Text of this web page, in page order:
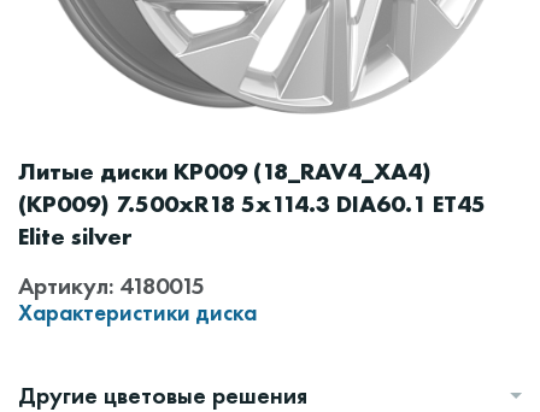
Литые диски КР009 (18_RAV4_XA4)
(КР009) 7.500xR18 5x114.3 DIA60.1 ET45
Elite silver
Артикул: 4180015
Характеристики диска
Другие цветовые решения